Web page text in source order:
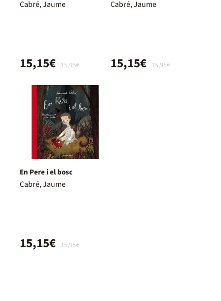
Cabré, Jaume
15,95€
15,15€
Cabré, Jaume
15,95€
15,15€
En Pere i el bosc
Cabré, Jaume
15,95€
15,15€